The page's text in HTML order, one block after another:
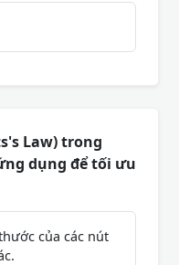
Law) trong
dụng để tối ưu
của các nút